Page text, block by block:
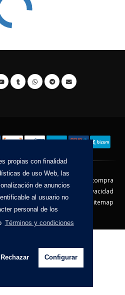
propias con finalidad
de uso Web, las
de anuncios
al usuario no
personal de los
Términos y condiciones
Rechazar Configurar
Condiciones de compra
de devolución
Política de Privacidad
Política de Cookies
Sitemap